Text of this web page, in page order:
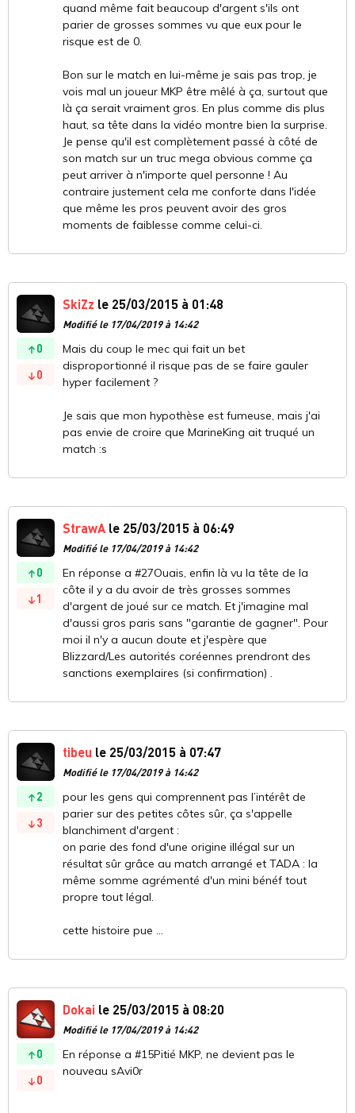
quand même fait beaucoup d'argent s'ils ont
parier de grosses sommes vu que eux pour le
risque est de 0.
Bon sur le match en lui-même je sais pas trop, je
vois mal un joueur MKP être mêlé à ça, surtout que
là ça serait vraiment gros. En plus comme dis plus
haut, sa tête dans la vidéo montre bien la surprise.
Je pense qu'il est complètement passé à côté de
son match sur un truc mega obvious comme ça
peut arriver à n'importe quel personne ! Au
contraire justement cela me conforte dans l'idée
que même les pros peuvent avoir des gros
moments de faiblesse comme celui-ci.
0
0
SkiZz le 25/03/2015 à 01:48
Modifié le 17/04/2019 à 14:42
Mais du coup le mec qui fait un bet
disproportionné il risque pas de se faire gauler
hyper facilement ?
Je sais que mon hypothèse est fumeuse, mais j'ai
pas envie de croire que MarineKing ait truqué un
match :s
0
1
StrawA le 25/03/2015 à 06:49
Modifié le 17/04/2019 à 14:42
En réponse a #27Ouais, enfin là vu la tête de la
côte il y a du avoir de très grosses sommes
d'argent de joué sur ce match. Et j'imagine mal
d'aussi gros paris sans "garantie de gagner". Pour
moi il n'y a aucun doute et j'espère que
Blizzard/Les autorités coréennes prendront des
sanctions exemplaires (si confirmation) .
2
3
tibeu le 25/03/2015 à 07:47
Modifié le 17/04/2019 à 14:42
pour les gens qui comprennent pas l’intérêt de
parier sur des petites côtes sûr, ça s'appelle
blanchiment d'argent :
on parie des fond d'une origine illégal sur un
résultat sûr grâce au match arrangé et TADA : la
même somme agrémenté d'un mini bénéf tout
propre tout légal.
cette histoire pue ...
0
0
Dokai le 25/03/2015 à 08:20
Modifié le 17/04/2019 à 14:42
En réponse a #15Pitié MKP, ne devient pas le
nouveau sAvi0r